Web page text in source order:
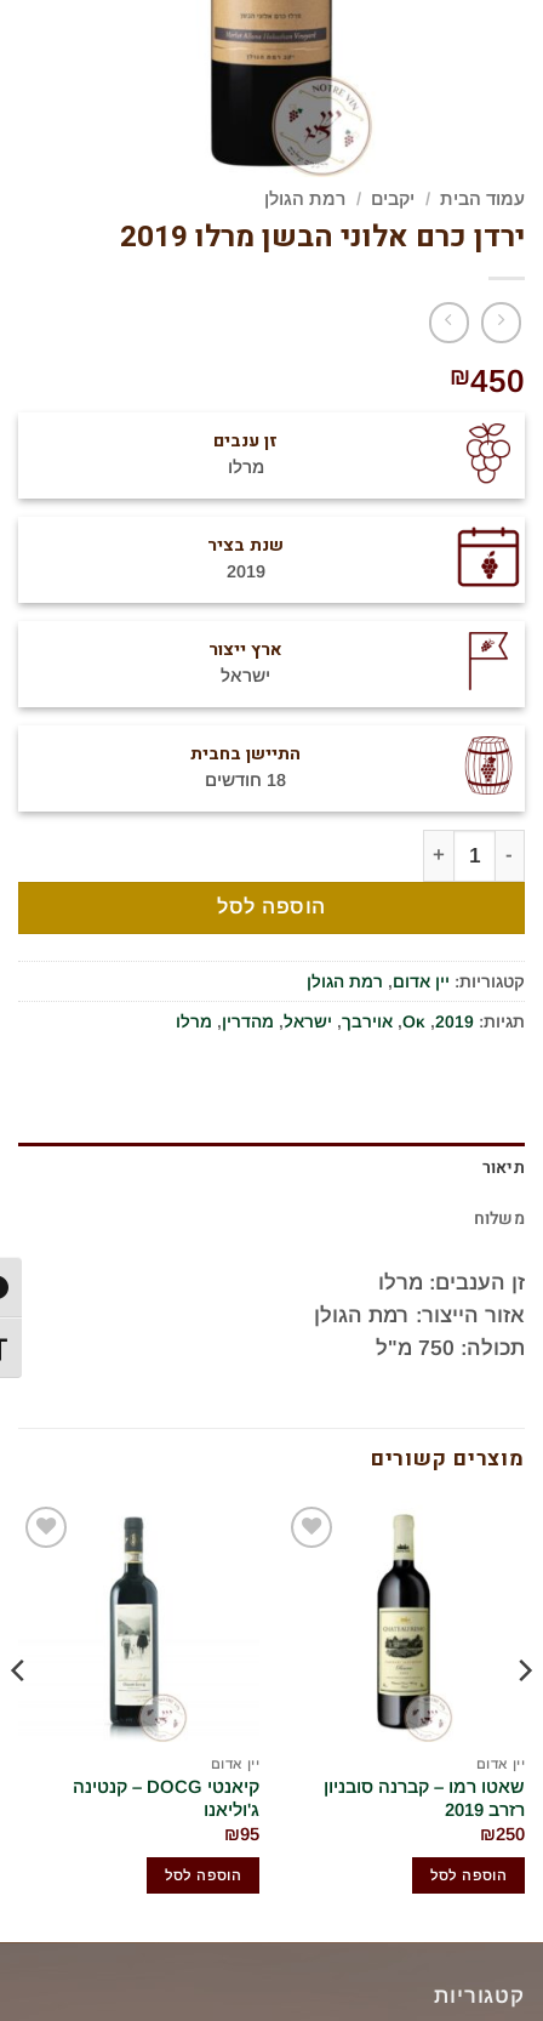
עמוד הבית / יקבים / רמת הגולן
ירדן כרם אלוני הבשן מרלו 2019
₪450
זן ענבים
מרלו
שנת בציר
2019
ארץ ייצור
ישראל
התיישן בחבית
18 חודשים
כמות של ירדן כרם אלוני הבשן מרלו 2019
הוספה לסל
קטגוריות:יין אדום,רמת הגולן
תגיות:2019
,
Oκ
,אוירבך,ישראל,מהדרין,מרלו
תיאור
משלוח
זן הענבים: מרלו
אזור הייצור: רמת הגולן
תכולה: 750 מ"ל
מוצרים קשורים
יין אדום
שאטו רמו – קברנה סובניון
רזרב 2019
₪250
הוספה לסל
יין אדום
קיאנטי DOCG – קנטינה
ג'וליאנו
₪95
הוספה לסל
קטגוריות